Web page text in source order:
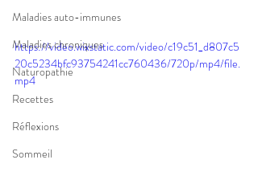
Maladies auto-immunes
Maladies chroniques
Naturopathie
Recettes
Réflexions
Sommeil
https://video.wixstatic.com/video/c19c51_d807c5
20c5234bfc93754241cc760436/720p/mp4/file.
mp4